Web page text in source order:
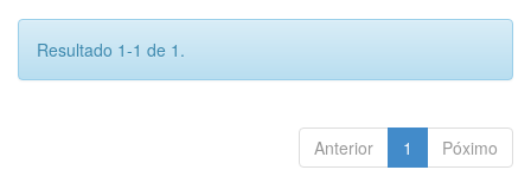
Resultado 1-1 de 1.
Anterior 1 Póximo